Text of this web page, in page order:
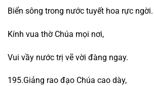
Biển sông trong nước tuyết hoa rực ngời.
Kính vua thờ Chúa mọi nơi,
Vui vầy nước trị vẽ vời đàng ngay.
195.Giảng rao đạo Chúa cao dày,